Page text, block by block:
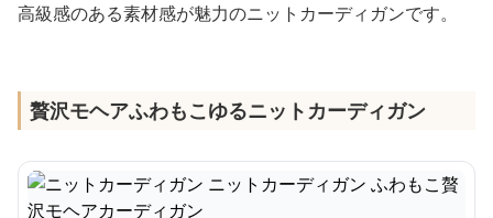
高級感のある素材感が魅力のニットカーディガンです。
贅沢モヘアふわもこゆるニットカーディガン